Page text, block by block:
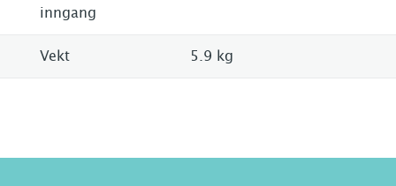
inngang
Vekt 5.9 kg